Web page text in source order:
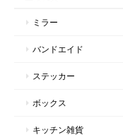
ミラー
バンドエイド
ステッカー
ボックス
キッチン雑貨